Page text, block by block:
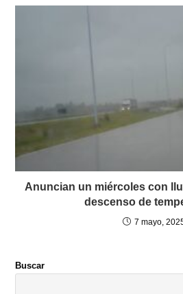
Anuncian un miércoles con
descenso de
7 mayo,
Buscar